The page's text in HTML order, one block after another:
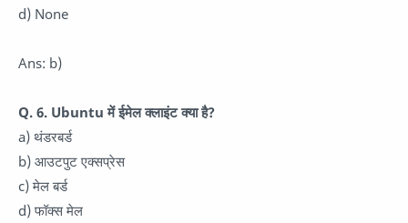
d) None
Ans: b)
Q. 6. Ubuntu में ईमेल क्लाइंट क्या है?
a) थंडरबर्ड
b) आउटपुट एक्सप्रेस
c) मेल बर्ड
d) फॉक्स मेल